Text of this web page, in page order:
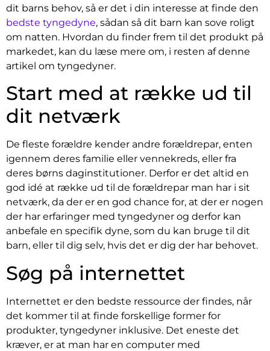
dit barns behov, så er det i din interesse at finde den
bedste tyngedyne, sådan så dit barn kan sove roligt
om natten. Hvordan du finder frem til det produkt på
markedet, kan du læse mere om, i resten af denne
artikel om tyngedyner.
Start med at række ud til
dit netværk
De fleste forældre kender andre forældrepar, enten
igennem deres familie eller vennekreds, eller fra
deres børns daginstitutioner. Derfor er det altid en
god idé at række ud til de forældrepar man har i sit
netværk, da der er en god chance for, at der er nogen
der har erfaringer med tyngedyner og derfor kan
anbefale en specifik dyne, som du kan bruge til dit
barn, eller til dig selv, hvis det er dig der har behovet.
Søg på internettet
Internettet er den bedste ressource der findes, når
det kommer til at finde forskellige former for
produkter, tyngedyner inklusive. Det eneste det
kræver, er at man har en computer med